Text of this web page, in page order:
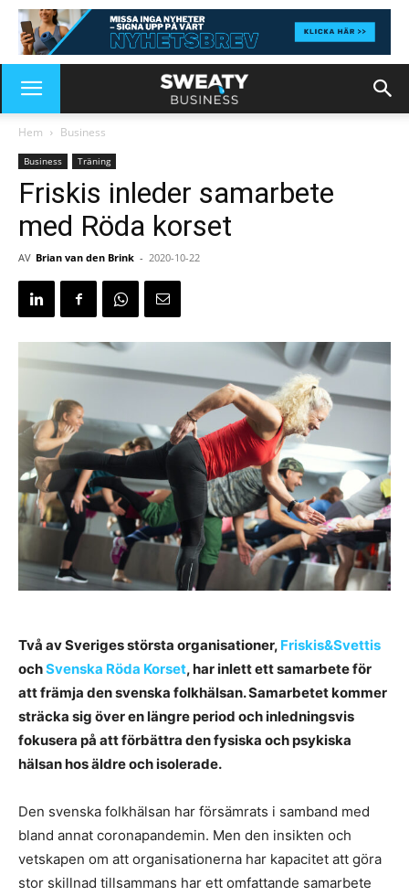
Hem Business
Business Träning
Friskis inleder samarbete
med Röda korset
AV Brian van den Brink - 2020-10-22
Två av Sveriges största organisationer, Friskis&Svettis
ochSvenska Röda Korset, har inlett ett samarbete för
att främja den svenska folkhälsan. Samarbetet kommer
sträcka sig över en längre period och inledningsvis
fokusera på att förbättra den fysiska och psykiska
hälsan hos äldre och isolerade.
Den svenska folkhälsan har försämrats i samband med
bland annat coronapandemin. Men den insikten och
vetskapen om att organisationerna har kapacitet att göra
stor skillnad tillsammans har ett omfattande samarbete